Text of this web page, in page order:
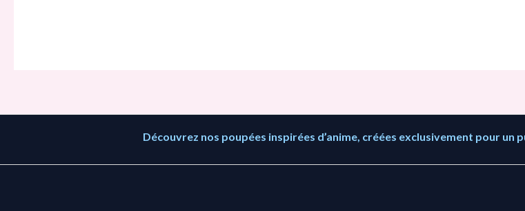
Découvrez nos poupées inspirées d’anime, créées exclusivement pour un